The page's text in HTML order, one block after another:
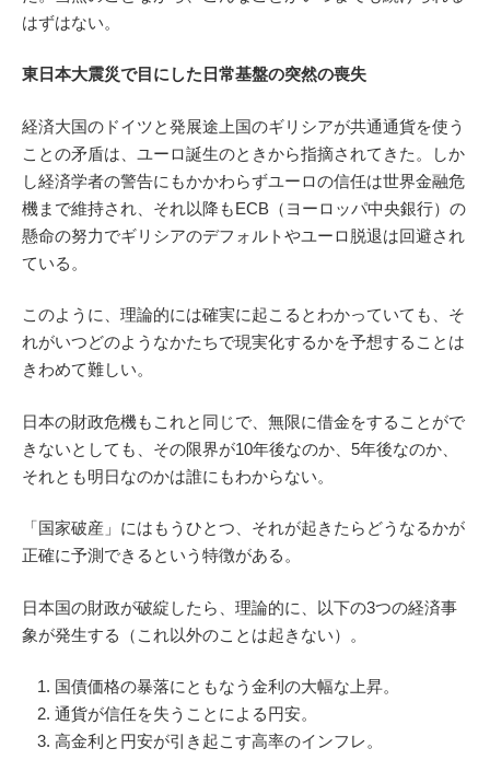
はずはない。
東日本大震災で目にした日常基盤の突然の喪失
経済大国のドイツと発展途上国のギリシアが共通通貨を使う
ことの矛盾は、ユーロ誕生のときから指摘されてきた。しか
し経済学者の警告にもかかわらずユーロの信任は世界金融危
機まで維持され、それ以降もECB（ヨーロッパ中央銀行）の
懸命の努力でギリシアのデフォルトやユーロ脱退は回避され
ている。
このように、理論的には確実に起こるとわかっていても、そ
れがいつどのようなかたちで現実化するかを予想することは
きわめて難しい。
日本の財政危機もこれと同じで、無限に借金をすることがで
きないとしても、その限界が10年後なのか、5年後なのか、
それとも明日なのかは誰にもわからない。
「国家破産」にはもうひとつ、それが起きたらどうなるかが
正確に予測できるという特徴がある。
日本国の財政が破綻したら、理論的に、以下の3つの経済事
象が発生する（これ以外のことは起きない）。
国債価格の暴落にともなう金利の大幅な上昇。
通貨が信任を失うことによる円安。
高金利と円安が引き起こす高率のインフレ。